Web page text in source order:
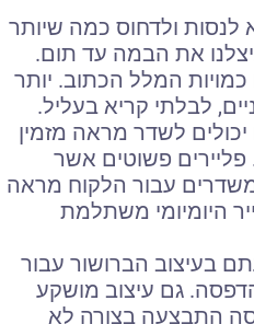
לנסות ולדחוס כמה שיותר
את הבמה עד תום.
המלל הכתוב. יותר
לבלתי קריא בעליל.
לשדר מראה מזמין
פליירים פשוטים אשר
משדרים עבור הלקוח מראה
היומיומי משתלמת
בעיצוב הברושור עבור
גם עיצוב מושקע
התבצעה בצורה לא